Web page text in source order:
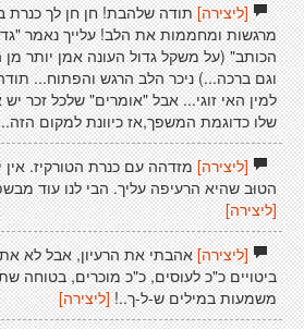
[ליצירה]תודה שלהבת! חן חן לך כנרת
מרגשות ומחממות את הלב! עלייך נאמר
הכותב" (על משקל גדול העונה אמן יותר מן
וגם ברכה...) ניכר הלב הרגש והפתוח...
למין האי זוגי... אבל "אומרים" שלכל זכר
שלו כדוגמת המשפך,אז כיוונת למקום
[ליצירה]מזדהה עם כנרת הטורקיז.
הטוּב שהיא הרעיפה עליך. הבי לנו עוד
[ליצירה]
[ליצירה]אהבתי את הרעיון, אבל לא
ביטויים כ"כ לעוסים, כ"כ מוכרים, בטוחה
משמעות במילים ש-ל-ך..![ליצירה]